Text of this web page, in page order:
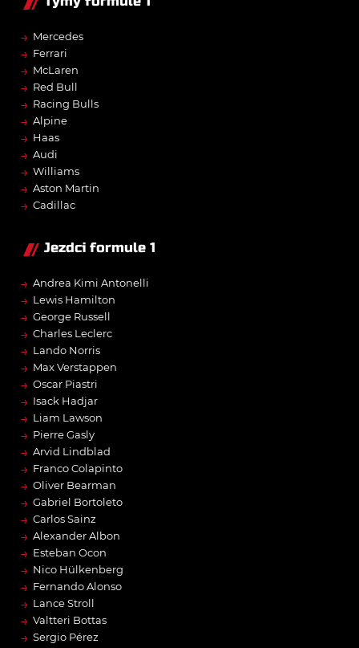
→ Mercedes
→ Ferrari
→ McLaren
→ Red Bull
→ Racing Bulls
→ Alpine
→ Haas
→ Audi
→ Williams
→ Aston Martin
→ Cadillac
Jezdci formule 1
→ Andrea Kimi Antonelli
→ Lewis Hamilton
→ George Russell
→ Charles Leclerc
→ Lando Norris
→ Max Verstappen
→ Oscar Piastri
→ Isack Hadjar
→ Liam Lawson
→ Pierre Gasly
→ Arvid Lindblad
→ Franco Colapinto
→ Oliver Bearman
→ Gabriel Bortoleto
→ Carlos Sainz
→ Alexander Albon
→ Esteban Ocon
→ Nico Hülkenberg
→ Fernando Alonso
→ Lance Stroll
→ Valtteri Bottas
→ Sergio Pérez